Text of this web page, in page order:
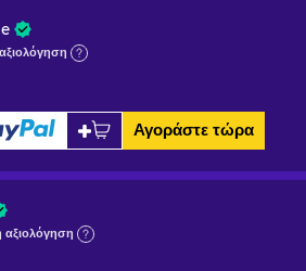
αξιολόγηση
Αγοράστε τώρα
αξιολόγηση